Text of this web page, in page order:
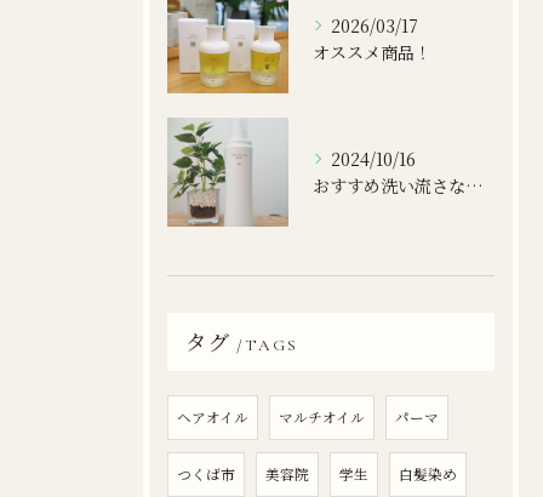
2026/03/17
オススメ商品！
2024/10/16
おすすめ洗い流さないトリートメント
タグ TAGS
ヘアオイル マルチオイル パーマ
つくば市 美容院 学生 白髪染め